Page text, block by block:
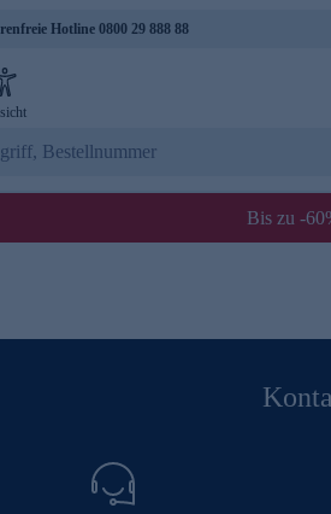
Hotline 0800 29 888 88
Bis zu -